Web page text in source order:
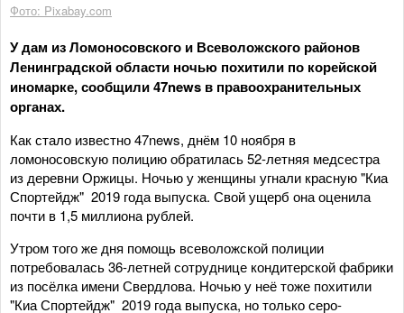
Фото: Pixabay.com
У дам из Ломоносовского и Всеволожского районов
Ленинградской области ночью похитили по корейской
иномарке, сообщили 47news в правоохранительных
органах.
Как стало известно 47news, днём 10 ноября в
ломоносовскую полицию обратилась 52-летняя медсестра
из деревни Оржицы. Ночью у женщины угнали красную "Киа
Спортейдж" 2019 года выпуска. Свой ущерб она оценила
почти в 1,5 миллиона рублей.
Утром того же дня помощь всеволожской полиции
потребовалась 36-летней сотруднице кондитерской фабрики
из посёлка имени Свердлова. Ночью у неё тоже похитили
"Киа Спортейдж" 2019 года выпуска, но только серо-